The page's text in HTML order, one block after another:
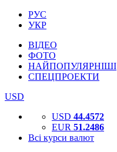
РУС
УКР
ВІДЕО
ФОТО
НАЙПОПУЛЯРНІШІ
СПЕЦПРОЕКТИ
USD
USD 44.4572
EUR 51.2486
Всі курси валют